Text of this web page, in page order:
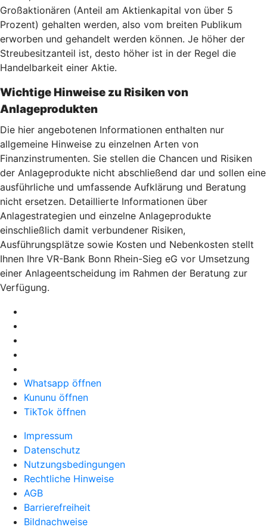
Großaktionären (Anteil am Aktienkapital von über 5
Prozent) gehalten werden, also vom breiten Publikum
erworben und gehandelt werden können. Je höher der
Streubesitzanteil ist, desto höher ist in der Regel die
Handelbarkeit einer Aktie.
Wichtige Hinweise zu Risiken von
Anlageprodukten
Die hier angebotenen Informationen enthalten nur
allgemeine Hinweise zu einzelnen Arten von
Finanzinstrumenten. Sie stellen die Chancen und Risiken
der Anlageprodukte nicht abschließend dar und sollen eine
ausführliche und umfassende Aufklärung und Beratung
nicht ersetzen. Detaillierte Informationen über
Anlagestrategien und einzelne Anlageprodukte
einschließlich damit verbundener Risiken,
Ausführungsplätze sowie Kosten und Nebenkosten stellt
Ihnen Ihre VR-Bank Bonn Rhein-Sieg eG vor Umsetzung
einer Anlageentscheidung im Rahmen der Beratung zur
Verfügung.
Whatsapp öffnen
Kununu öffnen
TikTok öffnen
Impressum
Datenschutz
Nutzungsbedingungen
Rechtliche Hinweise
AGB
Barrierefreiheit
Bildnachweise